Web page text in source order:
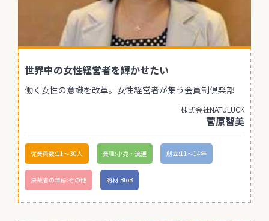
世界中の女性経営者を輝かせたい
働く女性の意識を改革。女性経営者が集う会員制倶楽部
株式会社NATULUCK
菅原智美
従業員数:11〜30人 業種:小売・流通 創立:11〜14年
決裁者の年齢:その他 商材:BtoB